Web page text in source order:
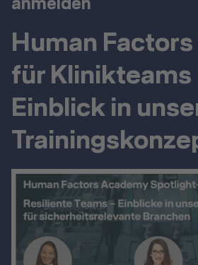
anmelden
Human Factors
für Klinikteams
Einblick in